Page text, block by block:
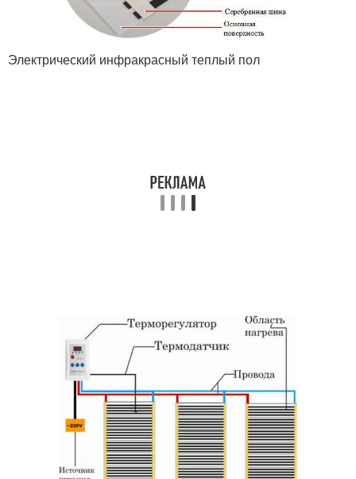
Электрический инфракрасный теплый пол